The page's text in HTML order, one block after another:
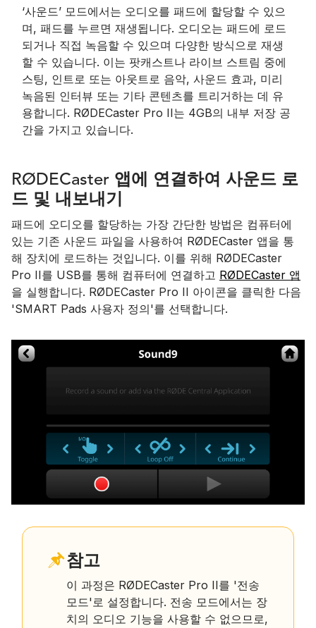
‘사운드’ 모드에서는 오디오를 패드에 할당할 수 있으
며, 패드를 누르면 재생됩니다. 오디오는 패드에 로드
되거나 직접 녹음할 수 있으며 다양한 방식으로 재생
할 수 있습니다. 이는 팟캐스트나 라이브 스트림 중에
스팅, 인트로 또는 아웃트로 음악, 사운드 효과, 미리
녹음된 인터뷰 또는 기타 콘텐츠를 트리거하는 데 유
용합니다. RØDECaster Pro II는 4GB의 내부 저장 공
간을 가지고 있습니다.
RØDECaster 앱에 연결하여 사운드 로
드 및 내보내기
패드에 오디오를 할당하는 가장 간단한 방법은 컴퓨터에
있는 기존 사운드 파일을 사용하여 RØDECaster 앱을 통
해 장치에 로드하는 것입니다. 이를 위해 RØDECaster
Pro II를 USB를 통해 컴퓨터에 연결하고 RØDECaster 앱
을 실행합니다. RØDECaster Pro II 아이콘을 클릭한 다음
'SMART Pads 사용자 정의'를 선택합니다.
참고
이 과정은 RØDECaster Pro II를 '전송
모드'로 설정합니다. 전송 모드에서는 장
치의 오디오 기능을 사용할 수 없으므로,